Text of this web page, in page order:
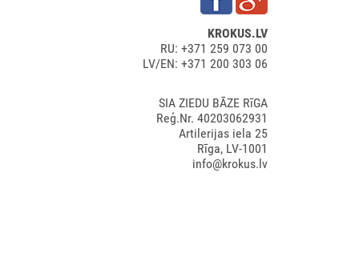
KROKUS.LV
RU: +371 259 073 00
LV/EN: +371 200 303 06
SIA ZIEDU BĀZE RīGA
Reģ.Nr. 40203062931
Artilerijas iela 25
Rīga, LV-1001
info@krokus.lv